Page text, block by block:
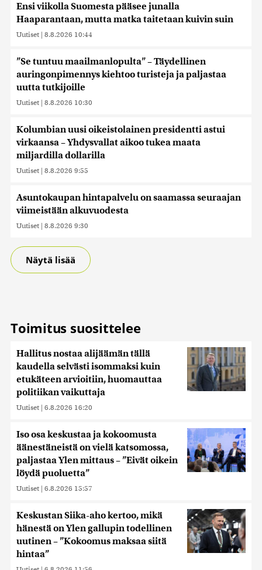
Ensi viikolla Suomesta pääsee junalla
Haaparantaan, mutta matka taitetaan kuivin suin
Uutiset | 8.8.2026 10:44
”Se tuntuu maailmanlopulta” – Täydellinen
auringonpimennys kiehtoo turisteja ja paljastaa
uutta tutkijoille
Uutiset | 8.8.2026 10:30
Kolumbian uusi oikeistolainen presidentti astui
virkaansa – Yhdysvallat aikoo tukea maata
miljardilla dollarilla
Uutiset | 8.8.2026 9:55
Asuntokaupan hintapalvelu on saamassa seuraajan
viimeistään alkuvuodesta
Uutiset | 8.8.2026 9:30
Näytä lisää
Toimitus suosittelee
Hallitus nostaa alijäämän tällä
kaudella selvästi isommaksi kuin
etukäteen arvioitiin, huomauttaa
politiikan vaikuttaja
Uutiset | 6.8.2026 16:20
Iso osa keskustaa ja kokoomusta
äänestäneistä on vielä katsomossa,
paljastaa Ylen mittaus – ”Eivät oikein
löydä puoluetta”
Uutiset | 6.8.2026 15:57
Keskustan Siika-aho kertoo, mikä
hänestä on Ylen gallupin todellinen
uutinen – ”Kokoomus maksaa siitä
hintaa”